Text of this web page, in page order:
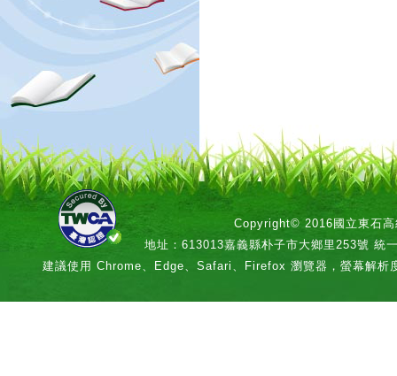
Copyright© 2016國立東石高
地址：613013嘉義縣朴子市大鄉里253號 統
建議使用 Chrome、Edge、Safari、Firefox 瀏覽器，螢幕解